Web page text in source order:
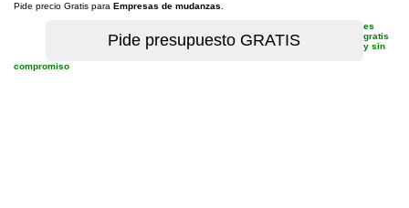
Pide precio Gratis para Empresas de mudanzas
es
gratis
y sin
compromiso